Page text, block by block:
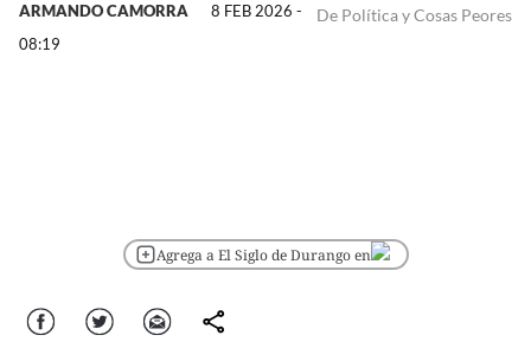
De Política y Cosas Peores
ARMANDO CAMORRA
8 FEB 2026 -
08:19
Agrega a El Siglo de Durango en
Facebook Twitter Correo comparte